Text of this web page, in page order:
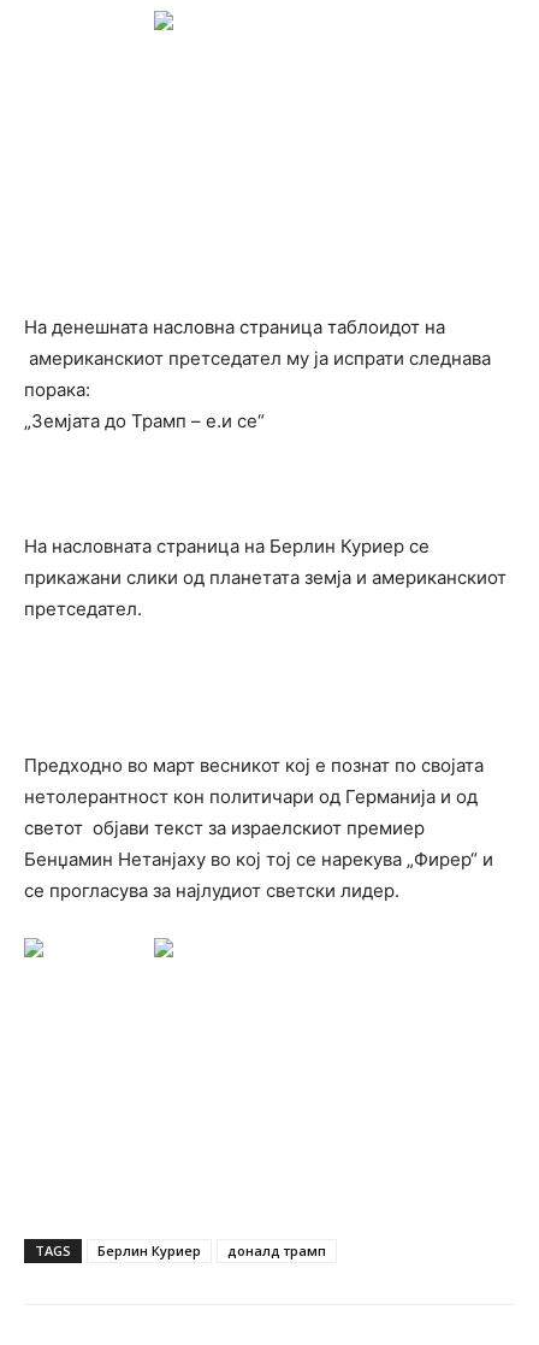
На денешната насловна страница таблоидот на
американскиот претседател му ја испрати следнава
порака:
„Земјата до Трамп – е.и се“
На насловната страница на Берлин Куриер се
прикажани слики од планетата земја и американскиот
претседател.
Предходно во март весникот кој е познат по својата
нетолерантност кон политичари од Германија и од
светот објави текст за израелскиот премиер
Бенџамин Нетанјаху во кој тој се нарекува „Фирер“ и
се прогласува за најлудиот светски лидер.
TAGS Берлин Куриер доналд трамп